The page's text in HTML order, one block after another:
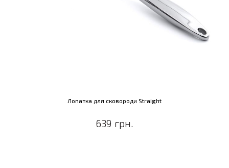
Лопатка для сковороди Straight
639 грн.